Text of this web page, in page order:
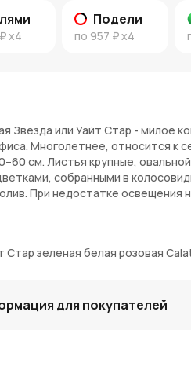
x4
Подели
по 957 ₽x4
Звезда или Уайт Стар - милое
Многолетнее, относится к
см. Листья крупные,
собранными в
При недостатке освещения
растения доступны по
до 2-х недель. В
Стар зеленая белая розовая
для покупателей